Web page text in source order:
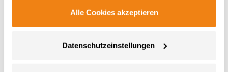
Alle Cookies akzeptieren
Datenschutzeinstellungen
L241 SOL´S Langarm T-Shirt Monarch